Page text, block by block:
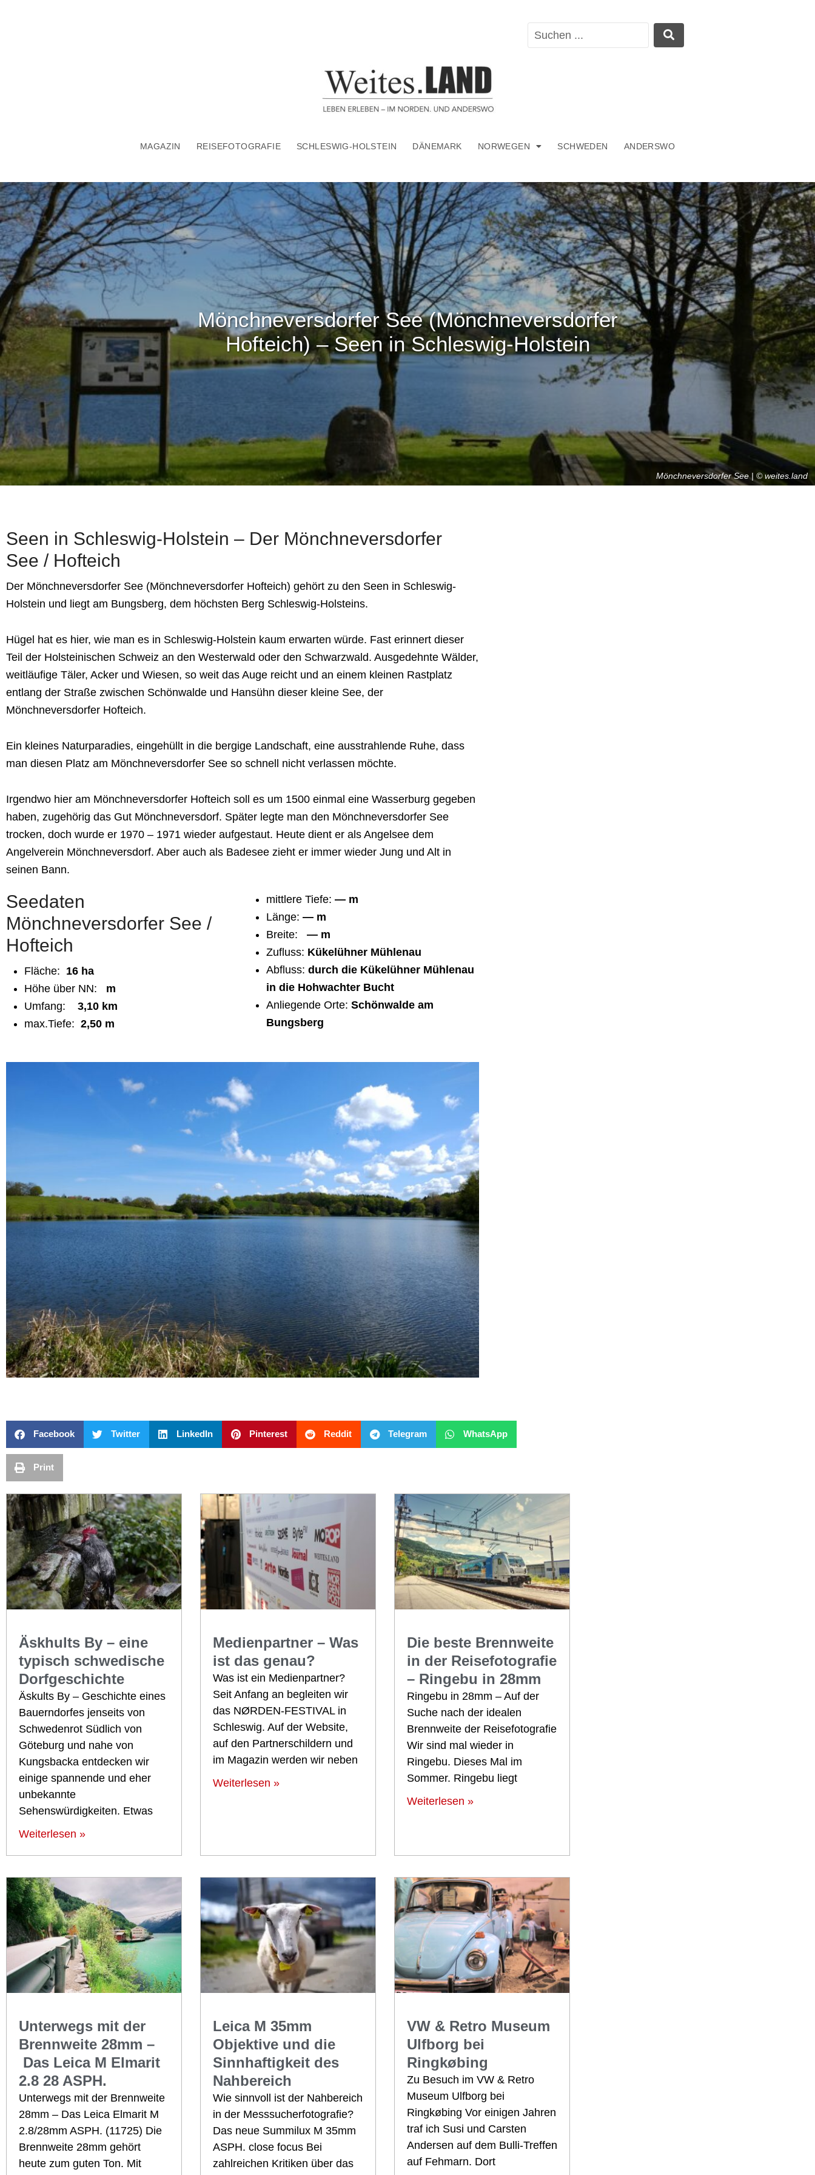
MAGAZIN REISEFOTOGRAFIE SCHLESWIG-HOLSTEIN DÄNEMARK NORWEGEN SCHWEDEN ANDERSWO
Mönchneversdorfer See (Mönchneversdorfer
Hofteich) – Seen in Schleswig-Holstein
Mönchneversdorfer See | © weites.land
Seen in Schleswig-Holstein – Der Mönchneversdorfer
See / Hofteich
Der Mönchneversdorfer See (Mönchneversdorfer Hofteich) gehört zu den Seen in Schleswig-
Holstein und liegt am Bungsberg, dem höchsten Berg Schleswig-Holsteins.
Hügel hat es hier, wie man es in Schleswig-Holstein kaum erwarten würde. Fast erinnert dieser
Teil der Holsteinischen Schweiz an den Westerwald oder den Schwarzwald. Ausgedehnte Wälder,
weitläufige Täler, Acker und Wiesen, so weit das Auge reicht und an einem kleinen Rastplatz
entlang der Straße zwischen Schönwalde und Hansühn dieser kleine See, der
Mönchneversdorfer Hofteich.
Ein kleines Naturparadies, eingehüllt in die bergige Landschaft, eine ausstrahlende Ruhe, dass
man diesen Platz am Mönchneversdorfer See so schnell nicht verlassen möchte.
Irgendwo hier am Mönchneversdorfer Hofteich soll es um 1500 einmal eine Wasserburg gegeben
haben, zugehörig das Gut Mönchneversdorf. Später legte man den Mönchneversdorfer See
trocken, doch wurde er 1970 – 1971 wieder aufgestaut. Heute dient er als Angelsee dem
Angelverein Mönchneversdorf. Aber auch als Badesee zieht er immer wieder Jung und Alt in
seinen Bann.
Seedaten
Mönchneversdorfer See /
Hofteich
Fläche: 16 ha
Höhe über NN:
m
Umfang:
3,10 km
max.Tiefe: 2,50 m
mittlere Tiefe: — m
Länge: — m
Breite:
— m
Zufluss: Kükelühner Mühlenau
Abfluss: durch die Kükelühner Mühlenau
in die Hohwachter Bucht
Anliegende Orte: Schönwalde am
Bungsberg
Facebook Twitter LinkedIn Pinterest Reddit Telegram WhatsApp
Print
Äskhults By – eine
typisch schwedische
Dorfgeschichte
Äskults By – Geschichte eines
Bauerndorfes jenseits von
Schwedenrot Südlich von
Göteburg und nahe von
Kungsbacka entdecken wir
einige spannende und eher
unbekannte
Sehenswürdigkeiten. Etwas
Weiterlesen »
Medienpartner – Was
ist das genau?
Was ist ein Medienpartner?
Seit Anfang an begleiten wir
das NØRDEN-FESTIVAL in
Schleswig. Auf der Website,
auf den Partnerschildern und
im Magazin werden wir neben
Weiterlesen »
Die beste Brennweite
in der Reisefotografie
– Ringebu in 28mm
Ringebu in 28mm – Auf der
Suche nach der idealen
Brennweite der Reisefotografie
Wir sind mal wieder in
Ringebu. Dieses Mal im
Sommer. Ringebu liegt
Weiterlesen »
Unterwegs mit der
Brennweite 28mm –
Das Leica M Elmarit
2.8 28 ASPH.
Unterwegs mit der Brennweite
28mm – Das Leica Elmarit M
2.8/28mm ASPH. (11725) Die
Brennweite 28mm gehört
heute zum guten Ton. Mit
Leica M 35mm
Objektive und die
Sinnhaftigkeit des
Nahbereich
Wie sinnvoll ist der Nahbereich
in der Messsucherfotografie?
Das neue Summilux M 35mm
ASPH. close focus Bei
zahlreichen Kritiken über das
VW & Retro Museum
Ulfborg bei
Ringkøbing
Zu Besuch im VW & Retro
Museum Ulfborg bei
Ringkøbing Vor einigen Jahren
traf ich Susi und Carsten
Andersen auf dem Bulli-Treffen
auf Fehmarn. Dort